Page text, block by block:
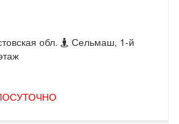
обл.
Сельмаш, 1-й